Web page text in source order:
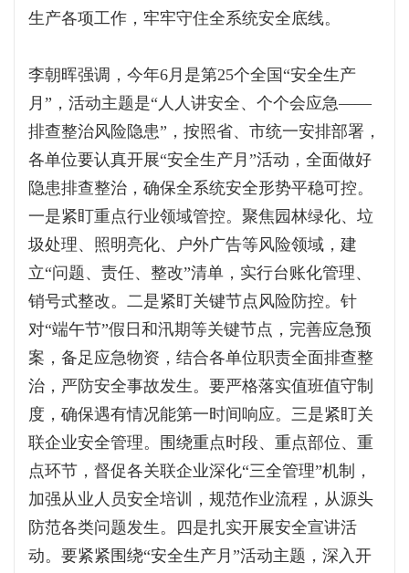
生产各项工作，牢牢守住全系统安全底线。
李朝晖强调，今年6月是第25个全国“安全生产
月”，活动主题是“人人讲安全、个个会应急——
排查整治风险隐患”，按照省、市统一安排部署，
各单位要认真开展“安全生产月”活动，全面做好
隐患排查整治，确保全系统安全形势平稳可控。
一是紧盯重点行业领域管控。聚焦园林绿化、垃
圾处理、照明亮化、户外广告等风险领域，建
立“问题、责任、整改”清单，实行台账化管理、
销号式整改。二是紧盯关键节点风险防控。针
对“端午节”假日和汛期等关键节点，完善应急预
案，备足应急物资，结合各单位职责全面排查整
治，严防安全事故发生。要严格落实值班值守制
度，确保遇有情况能第一时间响应。三是紧盯关
联企业安全管理。围绕重点时段、重点部位、重
点环节，督促各关联企业深化“三全管理”机制，
加强从业人员安全培训，规范作业流程，从源头
防范各类问题发生。四是扎实开展安全宣讲活
动。要紧紧围绕“安全生产月”活动主题，深入开